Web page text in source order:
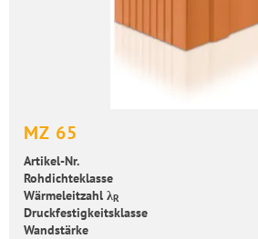
MZ 65
Artikel-​Nr.
Roh­dich­te­klas­se
Wär­me­leit­zahl λR
Druck­fes­tig­keits­klas­se
Wand­stär­ke